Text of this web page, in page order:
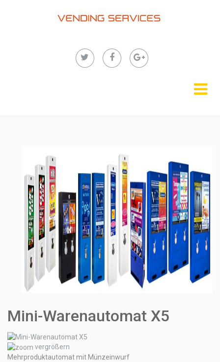
Mini-Warenautomat X5
vergrößern
Mehrproduktautomat mit Münzeinwurf